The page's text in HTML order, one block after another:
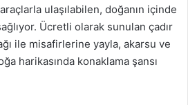
ulaşılabilen, doğanın içinde
Ücretli olarak sunulan çadır
ile misafirlerine yayla, akarsu ve
harikasında konaklama şansı